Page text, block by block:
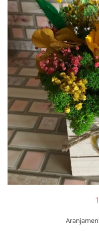
Tablou licheni pentru
Tablouri 40/30
Tablouri cu licheni pe
Tablouri cu licheni pentru
Fini
Tablouri fluturi